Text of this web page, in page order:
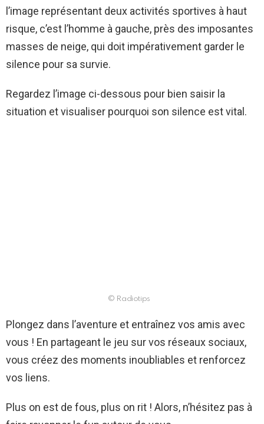
l’image représentant deux activités sportives à haut
risque, c’est l’homme à gauche, près des imposantes
masses de neige, qui doit impérativement garder le
silence pour sa survie.
Regardez l’image ci-dessous pour bien saisir la
situation et visualiser pourquoi son silence est vital.
© Radiotips
Plongez dans l’aventure et entraînez vos amis avec
vous ! En partageant le jeu sur vos réseaux sociaux,
vous créez des moments inoubliables et renforcez
vos liens.
Plus on est de fous, plus on rit ! Alors, n’hésitez pas à